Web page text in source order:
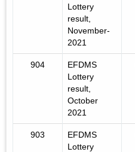
Lottery
result,
November-
2021
904
EFDMS
Lottery
result,
October
2021
903
EFDMS
Lottery